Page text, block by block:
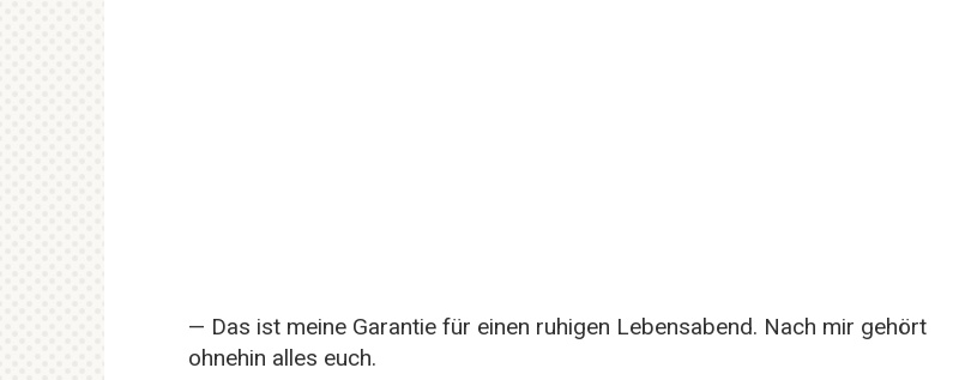
— Das ist meine Garantie für einen ruhigen Lebensabend. Nach mir gehört
ohnehin alles euch.